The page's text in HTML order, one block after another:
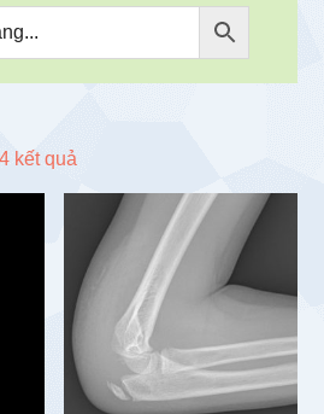
kết quả
theo
mới
nhất